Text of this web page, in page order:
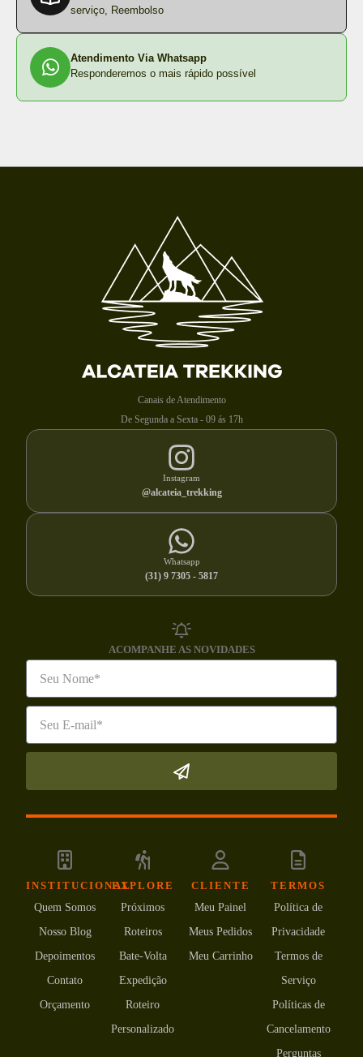
serviço, Reembolso
Atendimento Via Whatsapp
Responderemos o mais rápido possível
Canais de Atendimento
De Segunda a Sexta - 09 ás 17h
Instagram
@alcateia_trekking
Whatsapp
(31) 9 7305 - 5817
ACOMPANHE AS NOVIDADES
INSTITUCIONAL
Quem Somos
Nosso Blog
Depoimentos
Contato
Orçamento
EXPLORE
Próximos
Roteiros
Bate-Volta
Expedição
Roteiro
Personalizado
CLIENTE
Meu Painel
Meus Pedidos
Meu Carrinho
TERMOS
Política de
Privacidade
Termos de
Serviço
Políticas de
Cancelamento
Perguntas